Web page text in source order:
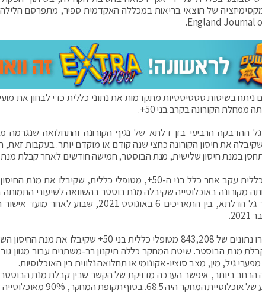
England Journal
ניתח בשיטות סטטיסטיות מתקדמות את נתוני כללית כדי לבחון את
ממחלת הקורונה בקרב בני 50+.
ההדבקה הרביעי בזן דלתא של נגיף הקורונה והתחלואה שנגרמה
שקיבלה את חיסון הקורונה כחצי שנה קודם או מוקדם יותר. בעקבות
המחקר של כללית עקב אחר כלל בני ה-50+, מטופלי כללית,
מקורונה באוכלוסייה שקיבלה מנת בוסטר בהשוואה לשיעורי
בוצע במהלך גל הדלתא, בין התאריכים 6
החוקרים סקרו נתונים של 843,208 מטופלי
מנת הבוסטר. שיטת המחקר כללה תיקנון רב-משתנים עבור מגוון
גיל, מין, מצב סוציו-אקונומי או תחלואה נלווית בין האוכלוסיות.
הרחב ביותר, איפשר הערכה מדויקת של הקשר שבין קבלת מנת הבוסטר
68.5. בסוף תקופת המחקר, 90% מאוכלוסייה זו, כבר קיבלה את מנת הבוסטר.